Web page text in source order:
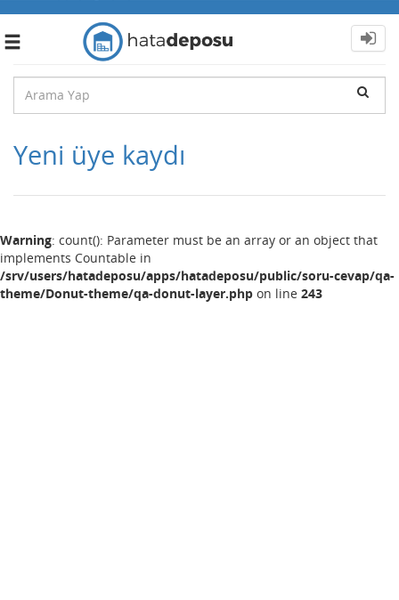
Toggle
Yeni üye kaydı
Warning: count(): Parameter must be an array or an object that
implements Countable in
/srv/users/hatadeposu/apps/hatadeposu/public/soru-cevap/qa-
theme/Donut-theme/qa-donut-layer.php on line 243